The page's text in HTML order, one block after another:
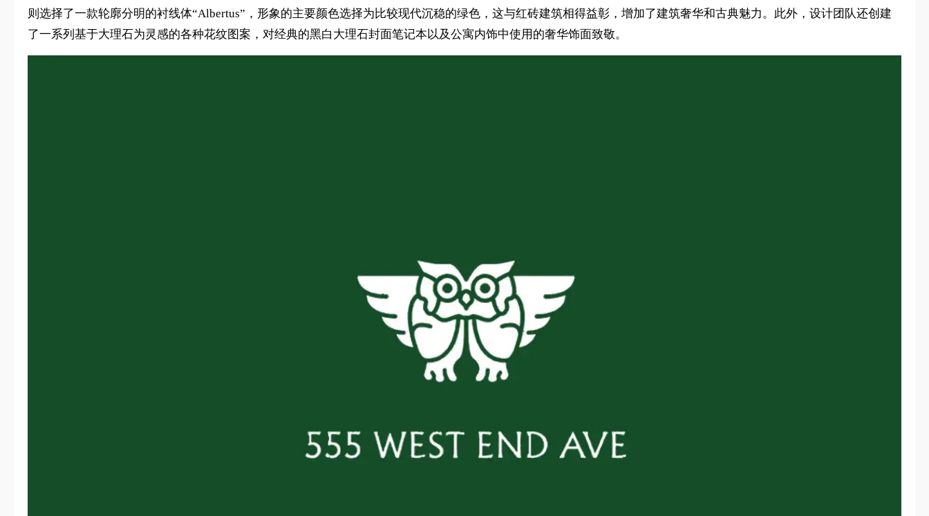
则选择了一款轮廓分明的衬线体“Albertus”，形象的主要颜色选择为比较现代沉稳的绿色，这与红砖建筑相得益彰，增加了建筑奢华和古典魅力。此外，设计团队还创建
了一系列基于大理石为灵感的各种花纹图案，对经典的黑白大理石封面笔记本以及公寓内饰中使用的奢华饰面致敬。